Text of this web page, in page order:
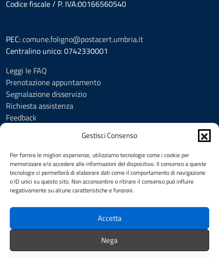
Gestisci Consenso
Per fornire le migliori esperienze, utilizziamo tecnologie come i cookie per
memorizzare e/o accedere alle informazioni del dispositivo. Il consenso a queste
tecnologie ci permetterà di elaborare dati come il comportamento di navigazione
o ID unici su questo sito. Non acconsentire o ritirare il consenso può influire
negativamente su alcune caratteristiche e funzioni.
Accetta
Nega
Codice fiscale / P. IVA:00166560540
PEC:comune.foligno@postacert.umbria.it
Centralino unico: 0742330001
Leggi le FAQ
Prenotazione appuntamento
Segnalazione disservizio
Richiesta assistenza
Feedback
Informativa privacy
Cookie Policy (UE)
Social Media Policy
Note legali
SEGUICI SU
Facebook YouTube